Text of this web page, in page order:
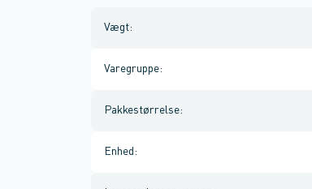
Vægt:
Varegruppe:
Pakkestørrelse:
Enhed :